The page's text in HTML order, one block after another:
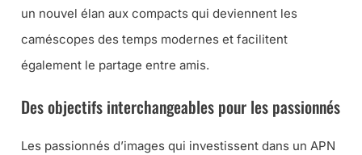
un nouvel élan aux compacts qui deviennent les
caméscopes des temps modernes et facilitent
également le partage entre amis.
Des objectifs interchangeables pour les passionnés
Les passionnés d’images qui investissent dans un APN